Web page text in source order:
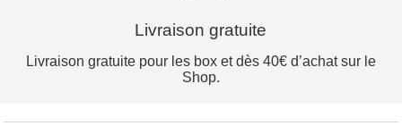
Livraison gratuite
Livraison gratuite pour les box et dès 40€ d’achat sur le
Shop.